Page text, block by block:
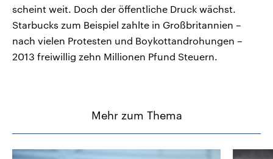
scheint weit. Doch der öffentliche Druck wächst.
Starbucks zum Beispiel zahlte in Großbritannien –
nach vielen Protesten und Boykottandrohungen –
2013 freiwillig zehn Millionen Pfund Steuern.
Mehr zum Thema